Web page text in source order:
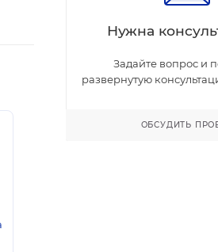
Нужна
Задайте вопрос и
развернутую
ОБСУДИТЬ